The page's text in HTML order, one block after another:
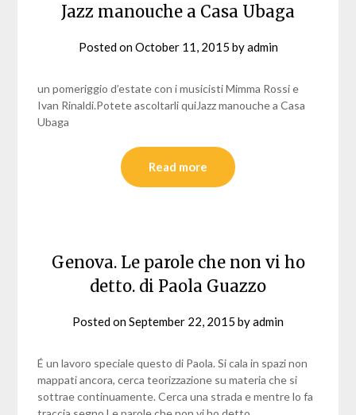
Jazz manouche a Casa Ubaga
Posted onOctober 11, 2015 byadmin
un pomeriggio d’estate con i musicisti Mimma Rossi e
Ivan Rinaldi.Potete ascoltarli quiJazz manouche a Casa
Ubaga
Read more
Genova. Le parole che non vi ho
detto. di Paola Guazzo
Posted onSeptember 22, 2015 byadmin
É un lavoro speciale questo di Paola. Si cala in spazi non
mappati ancora, cerca teorizzazione su materia che si
sottrae continuamente. Cerca una strada e mentre lo fa